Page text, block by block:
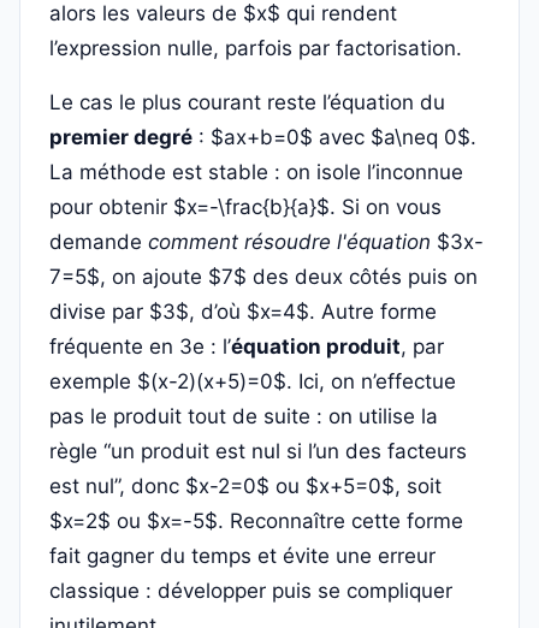
alors les valeurs de $x$ qui rendent
l’expression nulle, parfois par factorisation.
Le cas le plus courant reste l’équation du
premier degré : $ax+b=0$ avec $a\neq 0$.
La méthode est stable : on isole l’inconnue
pour obtenir $x=-\frac{b}{a}$. Si on vous
demande comment résoudre l'équation $3x-
7=5$, on ajoute $7$ des deux côtés puis on
divise par $3$, d’où $x=4$. Autre forme
fréquente en 3e : l’équation produit, par
exemple $(x-2)(x+5)=0$. Ici, on n’effectue
pas le produit tout de suite : on utilise la
règle “un produit est nul si l’un des facteurs
est nul”, donc $x-2=0$ ou $x+5=0$, soit
$x=2$ ou $x=-5$. Reconnaître cette forme
fait gagner du temps et évite une erreur
classique : développer puis se compliquer